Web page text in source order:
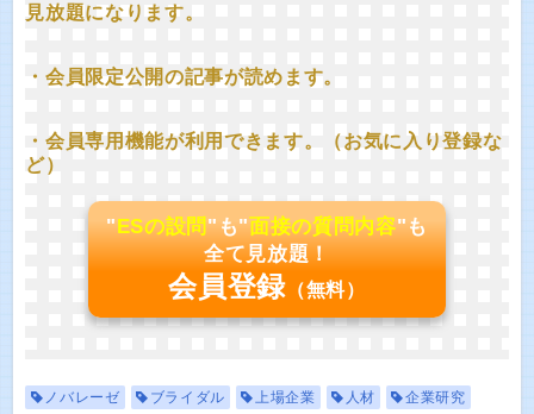
見放題になります。
・会員限定公開の記事が読めます。
・会員専用機能が利用できます。（お気に入り登録な
ど）
"ESの設問"も"面接の質問内容"も
全て見放題！
会員登録 （無料）
ノバレーゼ ブライダル 上場企業 人材 企業研究